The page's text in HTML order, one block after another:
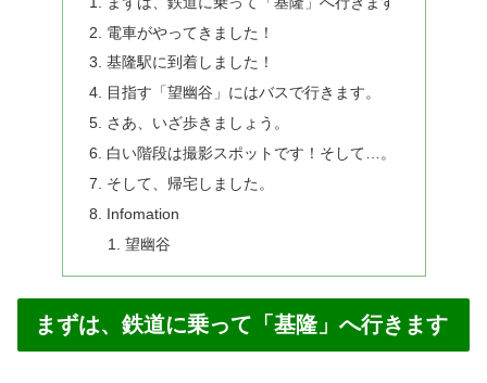
電車がやってきました！
基隆駅に到着しました！
目指す「望幽谷」にはバスで行きます。
さあ、いざ歩きましょう。
白い階段は撮影スポットです！そして…。
そして、帰宅しました。
Infomation
望幽谷
まずは、鉄道に乗って「基隆」へ行きます